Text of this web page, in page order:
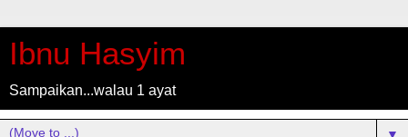
Ibnu Hasyim
Sampaikan...walau 1 ayat